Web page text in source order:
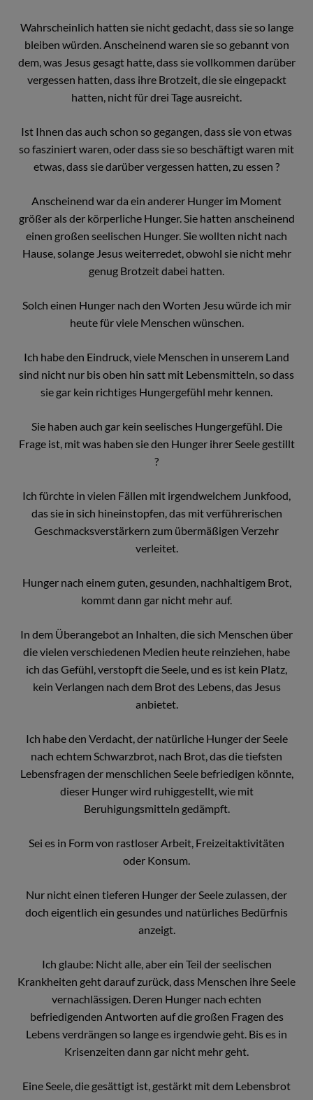
Wahrscheinlich hatten sie nicht gedacht, dass sie so lange
bleiben würden. Anscheinend waren sie so gebannt von
dem, was Jesus gesagt hatte, dass sie vollkommen darüber
vergessen hatten, dass ihre Brotzeit, die sie eingepackt
hatten, nicht für drei Tage ausreicht.
Ist Ihnen das auch schon so gegangen, dass sie von etwas
so fasziniert waren, oder dass sie so beschäftigt waren mit
etwas, dass sie darüber vergessen hatten, zu essen ?
Anscheinend war da ein anderer Hunger im Moment
größer als der körperliche Hunger. Sie hatten anscheinend
einen großen seelischen Hunger. Sie wollten nicht nach
Hause, solange Jesus weiterredet, obwohl sie nicht mehr
genug Brotzeit dabei hatten.
Solch einen Hunger nach den Worten Jesu würde ich mir
heute für viele Menschen wünschen.
Ich habe den Eindruck, viele Menschen in unserem Land
sind nicht nur bis oben hin satt mit Lebensmitteln, so dass
sie gar kein richtiges Hungergefühl mehr kennen.
Sie haben auch gar kein seelisches Hungergefühl. Die
Frage ist, mit was haben sie den Hunger ihrer Seele gestillt
?
Ich fürchte in vielen Fällen mit irgendwelchem Junkfood,
das sie in sich hineinstopfen, das mit verführerischen
Geschmacksverstärkern zum übermäßigen Verzehr
verleitet.
Hunger nach einem guten, gesunden, nachhaltigem Brot,
kommt dann gar nicht mehr auf.
In dem Überangebot an Inhalten, die sich Menschen über
die vielen verschiedenen Medien heute reinziehen, habe
ich das Gefühl, verstopft die Seele, und es ist kein Platz,
kein Verlangen nach dem Brot des Lebens, das Jesus
anbietet.
Ich habe den Verdacht, der natürliche Hunger der Seele
nach echtem Schwarzbrot, nach Brot, das die tiefsten
Lebensfragen der menschlichen Seele befriedigen könnte,
dieser Hunger wird ruhiggestellt, wie mit
Beruhigungsmitteln gedämpft.
Sei es in Form von rastloser Arbeit, Freizeitaktivitäten
oder Konsum.
Nur nicht einen tieferen Hunger der Seele zulassen, der
doch eigentlich ein gesundes und natürliches Bedürfnis
anzeigt.
Ich glaube: Nicht alle, aber ein Teil der seelischen
Krankheiten geht darauf zurück, dass Menschen ihre Seele
vernachlässigen. Deren Hunger nach echten
befriedigenden Antworten auf die großen Fragen des
Lebens verdrängen so lange es irgendwie geht. Bis es in
Krisenzeiten dann gar nicht mehr geht.
Eine Seele, die gesättigt ist, gestärkt mit dem Lebensbrot